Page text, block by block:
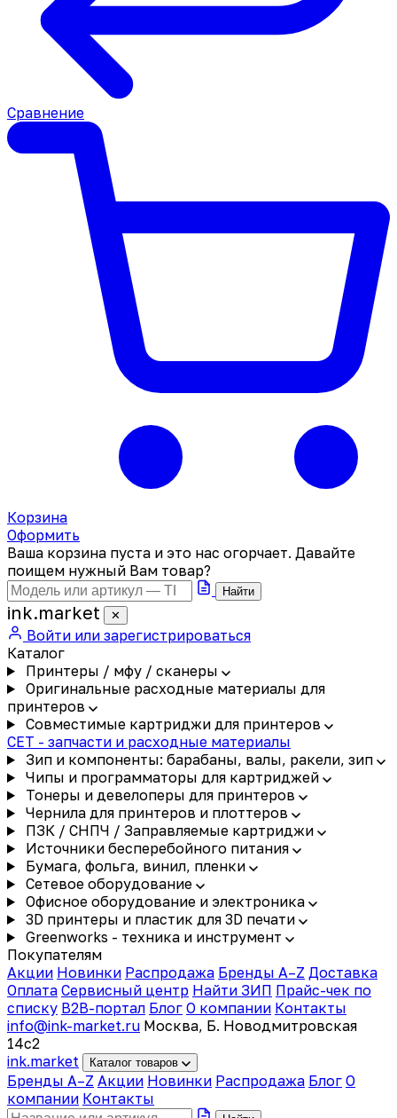
Сравнение
Корзина
Оформить
Ваша корзина пуста и это нас огорчает. Давайте
поищем нужный Вам товар?
Найти
ink.market ✕
Войти или зарегистрироваться
Каталог
Принтеры / мфу / сканеры
Оригинальные расходные материалы для
принтеров
Совместимые картриджи для принтеров
CET - запчасти и расходные материалы
Зип и компоненты: барабаны, валы, ракели, зип
Чипы и программаторы для картриджей
Тонеры и девелоперы для принтеров
Чернила для принтеров и плоттеров
ПЗК / СНПЧ / Заправляемые картриджи
Источники бесперебойного питания
Бумага, фольга, винил, пленки
Сетевое оборудование
Офисное оборудование и электроника
3D принтеры и пластик для 3D печати
Greenworks - техника и инструмент
Покупателям
Акции Новинки Распродажа Бренды A–Z Доставка
Оплата Сервисный центр Найти ЗИП Прайс-чек по
списку B2B-портал Блог О компании Контакты
info@ink-market.ru Москва, Б. Новодмитровская
14с2
ink.market Каталог товаров
Бренды A–Z Акции Новинки Распродажа Блог О
компании Контакты